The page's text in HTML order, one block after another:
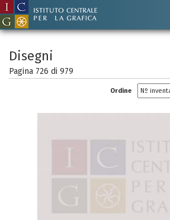
Disegni
Pagina 726 di 979
Ordine